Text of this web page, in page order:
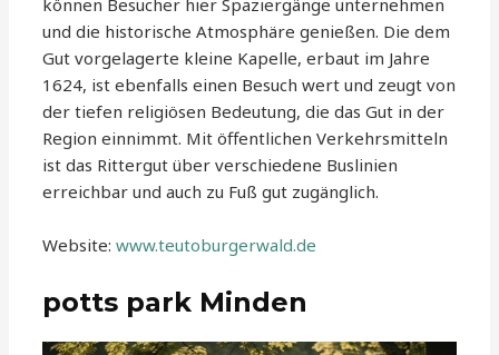
und die historische Atmosphäre genießen. Die dem
Gut vorgelagerte kleine Kapelle, erbaut im Jahre
1624, ist ebenfalls einen Besuch wert und zeugt von
der tiefen religiösen Bedeutung, die das Gut in der
Region einnimmt. Mit öffentlichen Verkehrsmitteln
ist das Rittergut über verschiedene Buslinien
erreichbar und auch zu Fuß gut zugänglich.
Website:www.teutoburgerwald.de
potts park Minden